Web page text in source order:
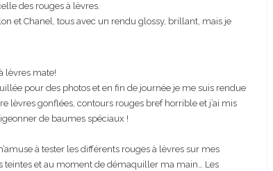
des rouges à lèvres.
et Chanel, tous avec un rendu glossy, brillant, mais je
lèvres mate!
pour des photos et en fin de journée je me suis rendue
lèvres gonflées, contours rouges bref horrible et j’ai mis
de baumes spéciaux !
à tester les différents rouges à lèvres sur mes
teintes et au moment de démaquiller ma main… Les